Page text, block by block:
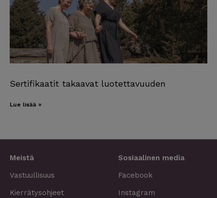
Sertifikaatit takaavat luotettavuuden
Lue lisää »
Meistä
Vastuullisuus
Kierrätysohjeet
Sosiaalinen media
Facebook
Instagram